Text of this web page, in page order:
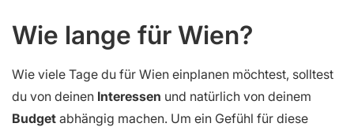
Wie lange für Wien?
Wie viele Tage du für Wien einplanen möchtest, solltest
du von deinen Interessen und natürlich von deinem
Budget abhängig machen. Um ein Gefühl für diese